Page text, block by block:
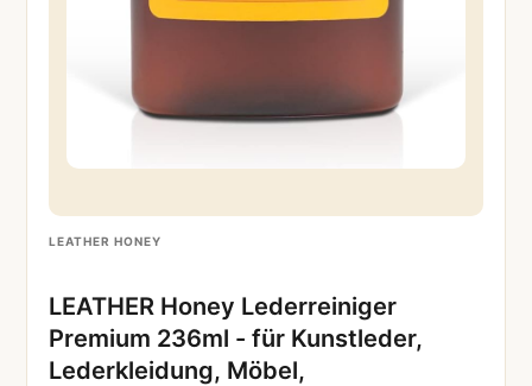
LEATHER HONEY
LEATHER Honey Lederreiniger
Premium 236ml - für Kunstleder,
Lederkleidung, Möbel,